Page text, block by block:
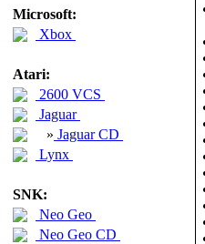
Microsoft:
Xbox
Atari:
2600 VCS
Jaguar
» Jaguar CD
Lynx
SNK:
Neo Geo
Neo Geo CD